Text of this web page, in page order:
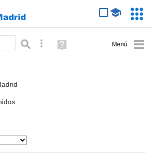
Búsqueda avanzada
Ayuda
(en